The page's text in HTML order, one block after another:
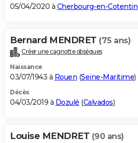
05/04/2020 à Cherbourg-en-Cotentin
Bernard MENDRET (75 ans)
Créer une cagnotte obsèques
Naissance
03/07/1943 à Rouen (Seine-Maritime)
Décès
04/03/2019 à Dozulé (Calvados)
Louise MENDRET (90 ans)